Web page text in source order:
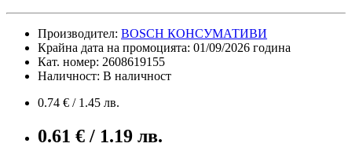
Производител: BOSCH КОНСУМАТИВИ
Крайна дата на промоцията: 01/09/2026 година
Кат. номер: 2608619155
Наличност: В наличност
0.74 € / 1.45 лв.
0.61 € / 1.19 лв.